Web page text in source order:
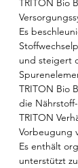
TRITON Bio
Es
und steigert
TRITON Bio
die
TRITON
Vorbeugung
Es enthält
unterstützt